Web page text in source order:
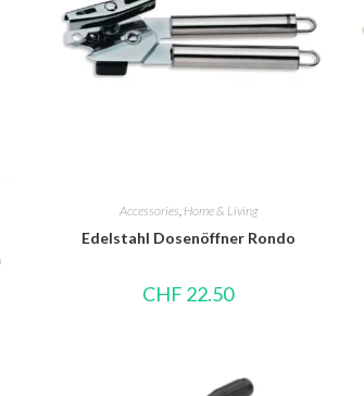
Accessories, Home & Living
Edelstahl Dosenöffner Rondo
CHF 22.50